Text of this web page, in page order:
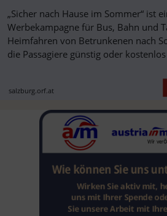
„Sicher nach Hause im Sommer“ ist
Werbekampagne für Bus, Bahn und
Heimfahren von Betrunkenen nach
die Passagiere günstig oder
salzburg.orf.at